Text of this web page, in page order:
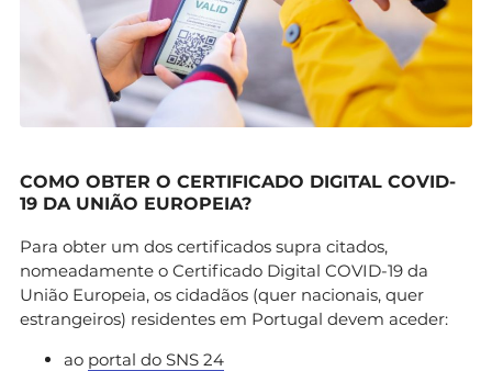
COMO OBTER O CERTIFICADO DIGITAL COVID-
19 DA UNIÃO EUROPEIA?
Para obter um dos certificados supra citados,
nomeadamente o Certificado Digital COVID-19 da
União Europeia, os cidadãos (quer nacionais, quer
estrangeiros) residentes em Portugal devem aceder:
ao portal do SNS 24